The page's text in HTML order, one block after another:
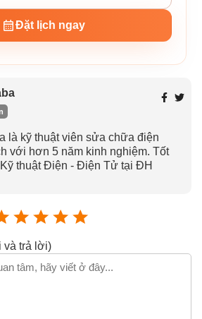
Đặt lịch ngay
là kỹ thuật viên sửa chữa điện
với hơn 5 năm kinh nghiệm. Tốt
thuật Điện - Điện Tử tại ĐH
và trả lời)